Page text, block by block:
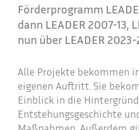
Förderprogramm
dann LEADER 2007-13,
nun über LEADER 2023-
Alle Projekte bekommen
eigenen Auftritt. Sie
Einblick in die
Entstehungsgeschichte